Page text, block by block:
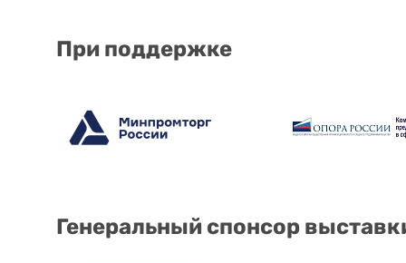
При поддержке
Генеральный спонсор